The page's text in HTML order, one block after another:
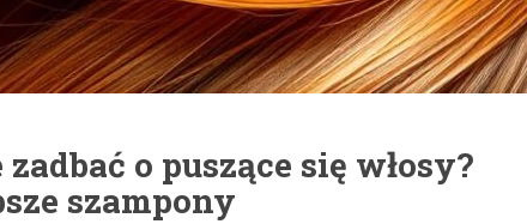
o puszące się włosy?
szampony